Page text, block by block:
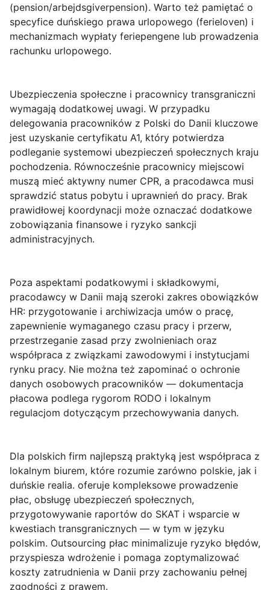
(pension/arbejdsgiverpension). Warto też pamiętać o
specyfice duńskiego prawa urlopowego (ferieloven) i
mechanizmach wypłaty feriepengene lub prowadzenia
rachunku urlopowego.
Ubezpieczenia społeczne i pracownicy transgraniczni
wymagają dodatkowej uwagi. W przypadku
delegowania pracowników z Polski do Danii kluczowe
jest uzyskanie certyfikatu A1, który potwierdza
podleganie systemowi ubezpieczeń społecznych kraju
pochodzenia. Równocześnie pracownicy miejscowi
muszą mieć aktywny numer CPR, a pracodawca musi
sprawdzić status pobytu i uprawnień do pracy. Brak
prawidłowej koordynacji może oznaczać dodatkowe
zobowiązania finansowe i ryzyko sankcji
administracyjnych.
Poza aspektami podatkowymi i składkowymi,
pracodawcy w Danii mają szeroki zakres obowiązków
HR: przygotowanie i archiwizacja umów o pracę,
zapewnienie wymaganego czasu pracy i przerw,
przestrzeganie zasad przy zwolnieniach oraz
współpraca z związkami zawodowymi i instytucjami
rynku pracy. Nie można też zapominać o ochronie
danych osobowych pracowników — dokumentacja
płacowa podlega rygorom RODO i lokalnym
regulacjom dotyczącym przechowywania danych.
Dla polskich firm najlepszą praktyką jest współpraca z
lokalnym biurem, które rozumie zarówno polskie, jak i
duńskie realia. oferuje kompleksowe prowadzenie
płac, obsługę ubezpieczeń społecznych,
przygotowywanie raportów do SKAT i wsparcie w
kwestiach transgranicznych — w tym w języku
polskim. Outsourcing płac minimalizuje ryzyko błędów,
przyspiesza wdrożenie i pomaga zoptymalizować
koszty zatrudnienia w Danii przy zachowaniu pełnej
zgodności z prawem.